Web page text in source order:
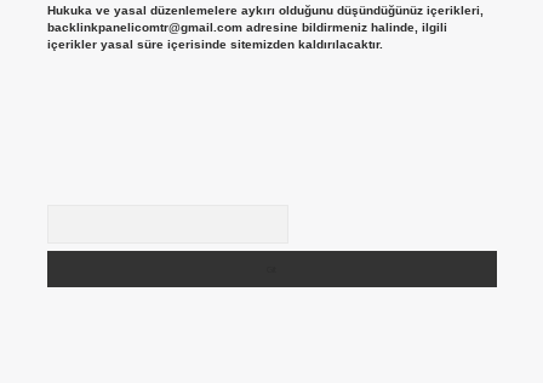
Hukuka ve yasal düzenlemelere aykırı olduğunu düşündüğünüz içerikleri,
backlinkpanelicomtr@gmail.comadresine bildirmeniz halinde, ilgili
içerikler yasal süre içerisinde sitemizden kaldırılacaktır.